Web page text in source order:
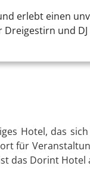
erlebt einen
und DJ
Hotel, das
für
das Dorint